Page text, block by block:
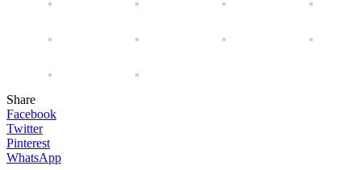
Share
Facebook
Twitter
Pinterest
WhatsApp